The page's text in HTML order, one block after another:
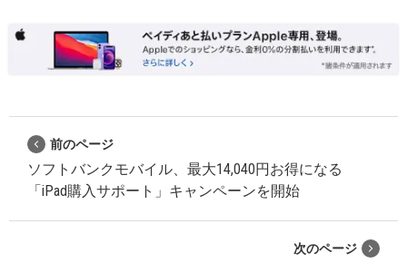
前のページ
ソフトバンクモバイル、最大14,040円お得になる
「iPad購入サポート」キャンペーンを開始
次のページ